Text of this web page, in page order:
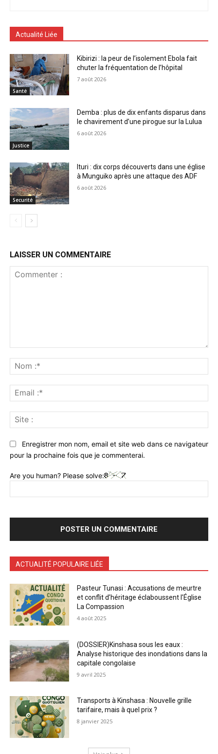
Actualité Liée
Santé
Kibirizi : la peur de l’isolement Ebola fait
chuter la fréquentation de l’hôpital
7 août 2026
Justice
Demba : plus de dix enfants disparus dans
le chavirement d’une pirogue sur la Lulua
6 août 2026
Securité
Ituri : dix corps découverts dans une église
à Munguiko après une attaque des ADF
6 août 2026
LAISSER UN COMMENTAIRE
:*
:*
:
Enregistrer mon nom, email et site web dans ce navigateur
pour la prochaine fois que je commenterai.
Are you human? Please solve:
ACTUALITÉ POPULAIRE LIÉE
Pasteur Tunasi : Accusations de meurtre
et conflit d’héritage éclaboussent l’Église
La Compassion
4 août 2025
(DOSSIER)Kinshasa sous les eaux :
Analyse historique des inondations dans la
capitale congolaise
9 avril 2025
Transports à Kinshasa : Nouvelle grille
tarifaire, mais à quel prix ?
8 janvier 2025